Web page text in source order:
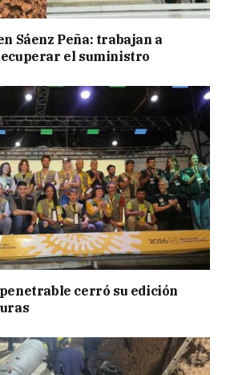
Sáenz Peña: trabajan a
el suministro
cerró su edición